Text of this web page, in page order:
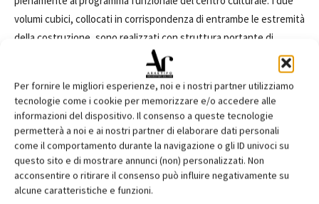
Per fornire le migliori esperienze, noi e i nostri partner utilizziamo
tecnologie come i cookie per memorizzare e/o accedere alle
informazioni del dispositivo. Il consenso a queste tecnologie
permetterà a noi e ai nostri partner di elaborare dati personali
come il comportamento durante la navigazione o gli ID univoci su
questo sito e di mostrare annunci (non) personalizzati. Non
acconsentire o ritirare il consenso può influire negativamente su
alcune caratteristiche e funzioni.
volumi cubici, collocati in corrispondenza di entrambe le estremità
della costruzione, sono realizzati con struttura portante di
acciaio e caratterizzati da una facciata strutturale in montanti e
traversi di allumino, protetta da una pelle di lamelle orizzontali di
pietra. La pietra armonizza le addizioni all'edificio storico, del
quale è ripreso anche il gioco bicolore che segna il basamento,
pur utilizzando un linguaggio pienamente contemporaneo,
sintetizzato nella scelta della conformazione a lamelle del
rivestimento. Due simmetrici volumi cubici rivestiti di lastre di
vetro verde serigrafato, contenenti una caffetteria, una